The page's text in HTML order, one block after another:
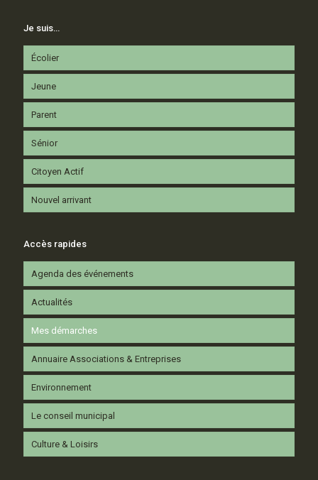
Je suis…
Écolier
Jeune
Parent
Sénior
Citoyen Actif
Nouvel arrivant
Accès rapides
Agenda des événements
Actualités
Mes démarches
Annuaire Associations & Entreprises
Environnement
Le conseil municipal
Culture & Loisirs